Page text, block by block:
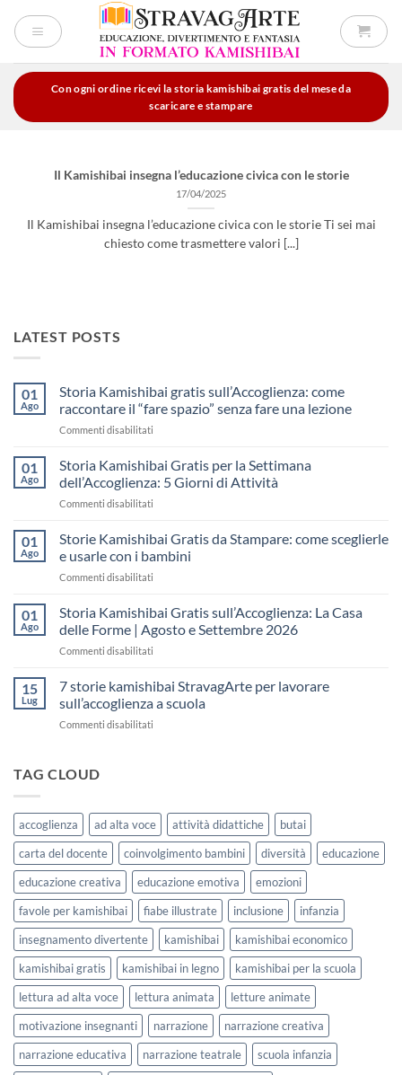
Con ogni ordine ricevi la storia kamishibai gratis del mese da
scaricare e stampare
Il Kamishibai insegna l’educazione civica con le storie
17/04/2025
Il Kamishibai insegna l’educazione civica con le storie Ti sei mai
chiesto come trasmettere valori [...]
LATEST POSTS
01
Ago
Storia Kamishibai gratis sull’Accoglienza: come
raccontare il “fare spazio” senza fare una lezione
Commenti disabilitati
Kamishibai
sull’Accoglienza:
il
“fare
una
lezione
01
Ago
Storia Kamishibai Gratis per la Settimana
dell’Accoglienza: 5 Giorni di Attività
Commenti disabilitati
Kamishibai
per
dell’Accoglienza:
Giorni
01
Ago
Storie Kamishibai Gratis da Stampare: come sceglierle
e usarle con i bambini
Commenti disabilitati
Kamishibai
da
sceglierle
01
Ago
Storia Kamishibai Gratis sull’Accoglienza: La Casa
delle Forme | Agosto e Settembre 2026
Commenti disabilitati
Kamishibai
sull’Accoglienza:
Settembre
2026
15
Lug
7 storie kamishibai StravagArte per lavorare
sull’accoglienza a scuola
Commenti disabilitati
lavorare
sull’accoglienza
a
scuola
TAG CLOUD
accoglienza ad alta voce attività didattiche
butai
carta del docente
coinvolgimento bambini diversità
educazione
educazione creativa
educazione emotiva
emozioni
favole per kamishibai
fiabe illustrate inclusione
infanzia
insegnamento divertente
kamishibai
kamishibai economico
kamishibai gratis
kamishibai in legno
kamishibai per la scuola
lettura ad alta voce
lettura animata
letture animate
motivazione insegnanti
narrazione
narrazione creativa
narrazione educativa
narrazione teatrale
scuola infanzia